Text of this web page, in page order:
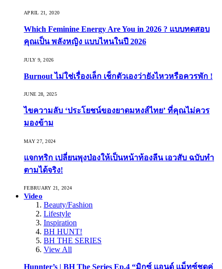
APRIL 21, 2020
Which Feminine Energy Are You in 2026 ? แบบทดสอบ
คุณเป็น พลังหญิง แบบไหนในปี 2026
JULY 9, 2026
Burnout ไม่ใช่เรื่องเล็ก เช็กตัวเองว่ายังไหวหรือควรพัก !
JUNE 28, 2025
ไขความลับ ‘ประโยชน์ของยาดมหงส์ไทย’ ที่คุณไม่ควร
มองข้าม
MAY 27, 2024
แจกทริก เปลี่ยนพุงป่องให้เป็นหน้าท้องลีน เอวสับ ฉบับทำ
ตามได้จริง!
FEBRUARY 21, 2024
Video
Beauty/Fashion
Lifestyle
Inspiration
BH HUNT!
BH THE SERIES
View All
Hunnter’s | BH The Series Ep.4 “มิกซ์ แอนด์ แม็ทซ์ชุดคู่